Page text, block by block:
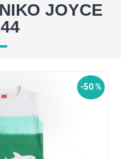
JOYCE
-50 %